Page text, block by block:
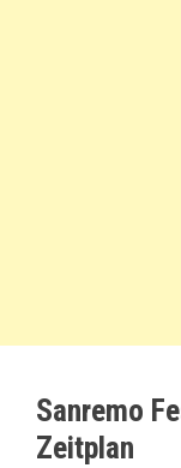
Sanremo
Zeitplan